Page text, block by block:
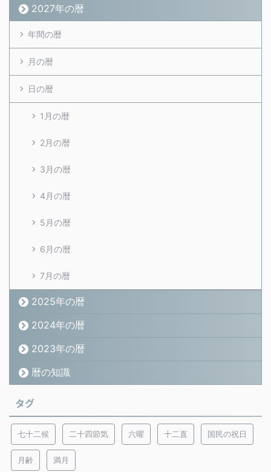
2027年の暦
年間の暦
月の暦
日の暦
1月の暦
2月の暦
3月の暦
4月の暦
5月の暦
6月の暦
7月の暦
2025年の暦
2024年の暦
2023年の暦
暦の知識
タグ
七十二候 二十四節気 六曜 十二直 国民の祝日
月齢 満月